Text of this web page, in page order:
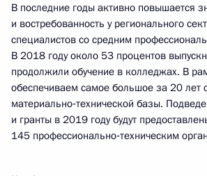
В последние годы активно повышается
и востребованность у регионального
специалистов со средним
В 2018 году около 53 процентов
продолжили обучение в колледжах. В
обеспечиваем самое большое за 20 лет
материально‑технической базы.
и гранты в 2019 году будут
145 профессионально‑техническим